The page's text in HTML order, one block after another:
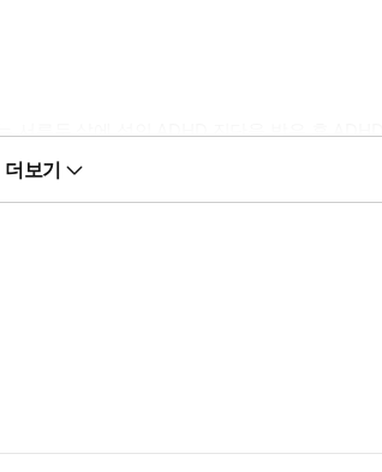
른두 살에 성인 ADHD 진단을 받은 후
책이 ADHD 당사자 및 주변 사람들이 본인
더보기